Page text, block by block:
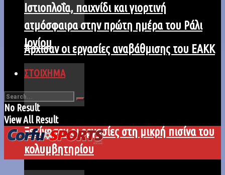
Iστιοπλοΐα, παιχνίδι και γιορτινή
ατμόσφαιρα στην πρώτη ημέρα του Ράλι
Ιονίου
Ξεκίνησαν οι εργασίες στη μικρή πισίνα του
κολυμβητηρίου
Άρχισαν οι εργασίες αναβάθμισης του ΕΑΚΚ
ΣΤΟΙΧΗΜΑ
No Result
View All Result